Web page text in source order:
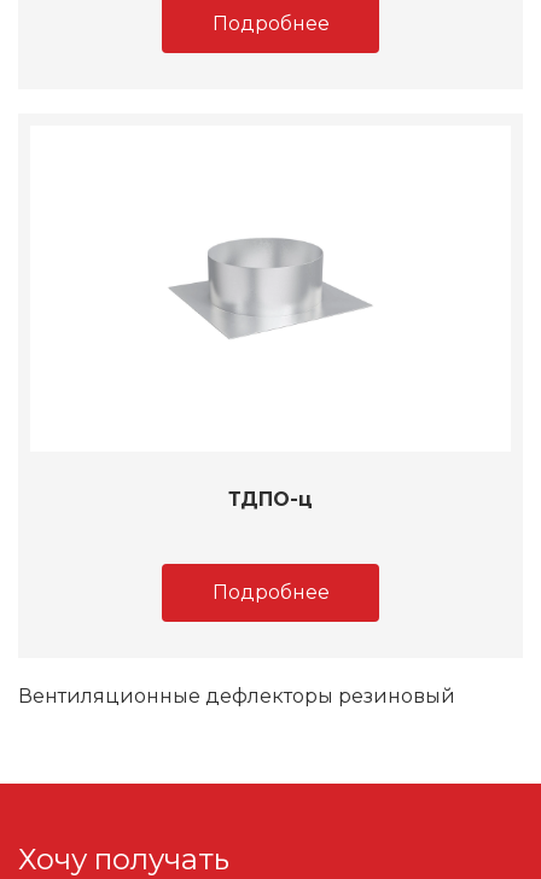
Подробнее
ТДПО-ц
Подробнее
Вентиляционные дефлекторы резиновый
Хочу получать